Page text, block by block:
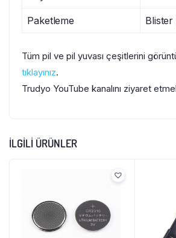
Paketleme Blister
Tüm pil ve pil yuvası çeşitlerini
tıklayınız.
Trudyo YouTube kanalını ziyaret
İLGILI ÜRÜNLER